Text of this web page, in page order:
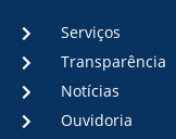
Serviços
Transparência
Notícias
Ouvidoria